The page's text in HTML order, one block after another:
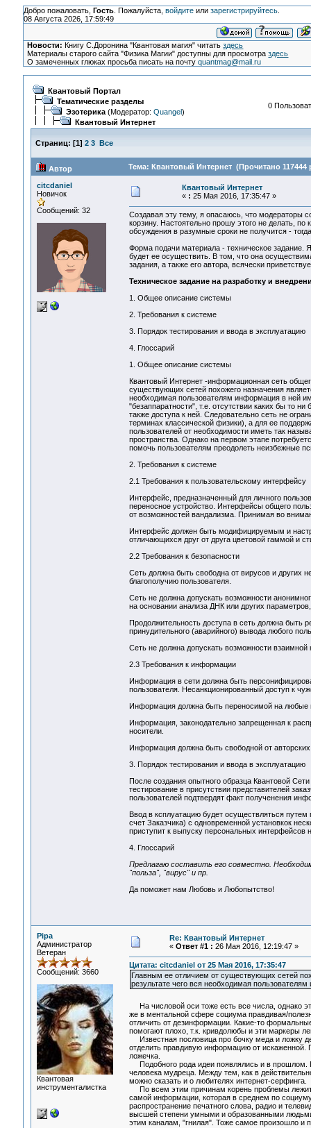
Добро пожаловать, Гость. Пожалуйста, войдитеили зарегистрируйтесь.
08 Августа 2026, 17:59:49
Новости: Книгу С.Доронина "Квантовая магия" читатьздесь
Материалы старого сайта "Физика Магии" доступны для просмотраздесь
О замеченных глюках просьба писать на почтуquantmag@mail.ru
Квантовый Портал
Тематические разделы
Эзотерика(Модератор: Quangel)
Квантовый Интернет
0
Страниц: [1] 2 3 Все
Автор Тема: Квантовый Интернет (Прочитано 117444
citcdaniel
Новичок
Сообщений: 32
Квантовый Интернет
« : 25 Мая 2016, 17:35:47 »
Создавая эту тему, я опасаюсь, что модераторы
корзину. Настоятельно прошу этого не делать,
обсуждения в разумные сроки не получится -
Форма подачи материала - техническое задание.
будет ее осуществить. В том, что она
задания, а также его автора, всячески
Техническое задание на разработку и
1. Общее описание системы
2. Требования к системе
3. Порядок тестирования и ввода в эксплуатацию
4. Глоссарий
1. Общее описание системы
Квантовый Интернет -информационная сеть
существующих сетей похожего назначения
необходимая пользователям информация в ней
"безаппаратности", т.е. отсутствии каких бы то
также доступа к ней. Следовательно сеть не
терминах классической физики), а для ее
пользователей от необходимости иметь так
пространства. Однако на первом этапе
помочь пользователям преодолеть неизбежные
2. Требования к системе
2.1 Требования к пользовательскому интерфейсу
Интерфейс, предназначенный для личного
переносное устройство. Интерфейсы общего
от возможностей вандализма. Принимая во
Интерфейс должен быть модифицируемым и
отличающихся друг от друга цветовой гаммой и
2.2 Требования к безопасности
Сеть должна быть свободна от вирусов и других
благополучию пользователя.
Сеть не должна допускать возможности
на основании анализа ДНК или других
Продолжительность доступа в сеть должна быть
принудительного (аварийного) вывода любого
Сеть не должна допускать возможности
2.3 Требования к информации
Информация в сети должна быть
пользователя. Несанкционированный доступ к
Информация должна быть переносимой на любые
Информация, законодательно запрещенная к
носители.
Информация должна быть свободной от
3. Порядок тестирования и ввода в эксплуатацию
После создания опытного образца Квантовой
тестирование в присутствии представителей
пользователей подтвердят факт полученения
Ввод в ксплуатацию будет осуществляться
счет Заказчика) с одновременной установкок
приступит к выпуску персональных интерфейсов
4. Глоссарий
Предлагаю составить его совместно.
"польза", "вирус" и пр.
Да поможет нам Любовь и Любопытство!
Pipa
Администратор
Ветеран
Сообщений: 3660
Квантовая
инструменталистка
Re: Квантовый Интернет
« Ответ #1 : 26 Мая 2016, 12:19:47 »
Цитата: citcdaniel от 25 Мая 2016, 17:35:47
Главным ее отличием от существующих сетей
результате чего вся необходимая
На числовой оси тоже есть все числа, однако
же в ментальной сфере социума правдивая/
отличить от дезинформации. Какие-то
помогают плохо, т.к. кривдолюбы и эти маркеры
Известная пословица про бочку меда и ложку
отделить правдивую информацию от искаженной.
ложечка.
Подобного рода идеи появлялись и в прошлом.
человека мудреца. Между тем, как в
можно сказать и о любителях интернет-серфинга.
По всем этим причинам корень проблемы лежит
самой информации, которая в среднем по
распространение печатного слова, радио и
высшей степени умными и образованными
этим каналам, "гнилая". Тоже самое произошло и